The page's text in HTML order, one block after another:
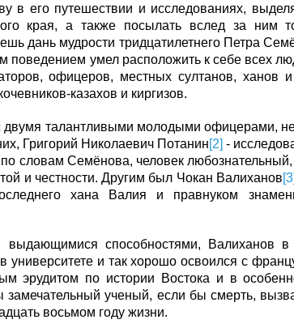
в его путешествии и исследованиях,
края, а также посылать вслед за ним
дань мудрости тридцатилетнего Петра
поведением умел расположить к себе всех
офицеров, местных султанов, ханов
казахов и киргизов.
двумя талантливыми молодыми офицерами,
Григорий Николаевич Потанин[2] -
словам Семёнова, человек
и честности. Другим был Чокан Валиханов[3]
хана Валия и правнуком
выдающимися способностями, Валиханов в
и так хорошо освоился с
эрудитом по истории Востока и в
ученый, если бы смерть,
восьмом году жизни.